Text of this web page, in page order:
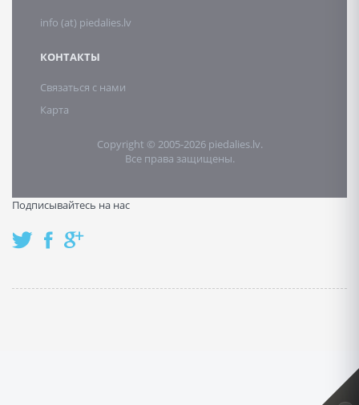
info (at) piedalies.lv
КОНТАКТЫ
Связаться с нами
Карта
Copyright © 2005-2026 piedalies.lv.
Все права защищены.
Подписывайтесь на нас